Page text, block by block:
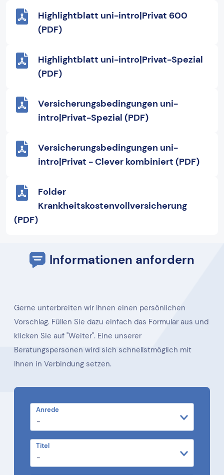
Highlightblatt uni-intro|Privat 600
(PDF)
Highlightblatt uni-intro|Privat-Spezial
(PDF)
Versicherungsbedingungen uni-
intro|Privat-Spezial (PDF)
Versicherungsbedingungen uni-
intro|Privat - Clever kombiniert (PDF)
Folder
Krankheitskostenvollversicherung
(PDF)
Informationen anfordern
Gerne unterbreiten wir Ihnen einen persönlichen
Vorschlag. Füllen Sie dazu einfach das Formular aus und
klicken Sie auf "Weiter". Eine unserer
Beratungspersonen wird sich schnellstmöglich mit
Ihnen in Verbindung setzen.
Anrede
Titel